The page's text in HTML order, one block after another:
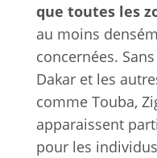
que toutes les
au moins
concernées.
Dakar et les
comme Touba,
apparaissent
pour les